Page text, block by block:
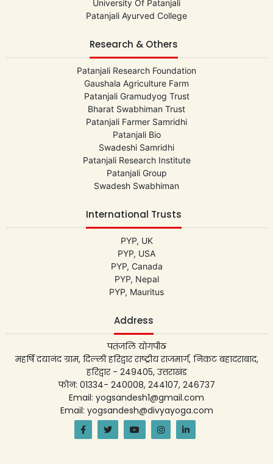
University Of Patanjali
Patanjali Ayurved College
Research & Others
Patanjali Research Foundation
Gaushala Agriculture Farm
Patanjali Gramudyog Trust
Bharat Swabhiman Trust
Patanjali Farmer Samridhi
Patanjali Bio
Swadeshi Samridhi
Patanjali Research Institute
Patanjali Group
Swadesh Swabhiman
International Trusts
PYP, UK
PYP, USA
PYP, Canada
PYP, Nepal
PYP, Mauritus
Address
पतंजलि योगपीठ
महर्षि दयानंद ग्राम, दिल्ली हरिद्वार राष्ट्रीय राजमार्ग, निकट बहादराबाद,
हरिद्वार - 249405, उत्तराखंड
फोन: 01334- 240008, 244107, 246737
Email: yogsandesh1@gmail.com
Email: yogsandesh@divyayoga.com